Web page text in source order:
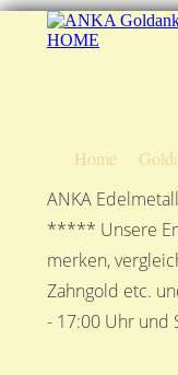
Home
ANKA
***** Unsere
merken,
Zahngold etc.
- 17:00 Uhr und